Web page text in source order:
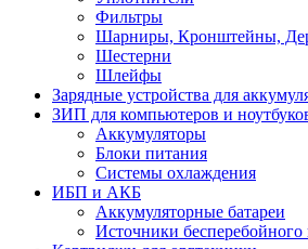
Фильтры
Шарниры, Кронштейны,
Шестерни
Шлейфы
Зарядные устройства для
ЗИП для компьютеров и
Аккумуляторы
Блоки питания
Системы охлаждения
ИБП и АКБ
Аккумуляторные батареи
Источники бесперебойного